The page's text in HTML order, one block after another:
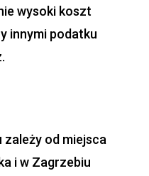
wysoki koszt
innymi podatku
.
od miejsca
i w Zagrzebiu